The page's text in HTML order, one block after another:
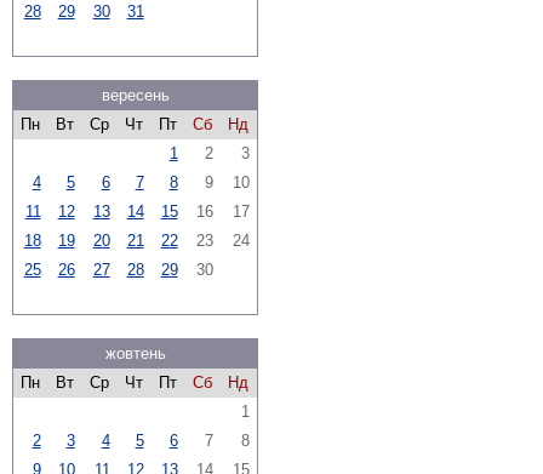
28
29 30 31
вересень
Пн
Вт Ср Чт Пт Сб
Нд
1
2
3
4
5 6 7 8 9
10
11
12 13 14 15 16
17
18
19 20 21 22 23
24
25
26 27 28 29 30
жовтень
Пн
Вт Ср Чт Пт Сб
Нд
1
2
3 4 5 6 7
8
9
10 11 12 13 14 15